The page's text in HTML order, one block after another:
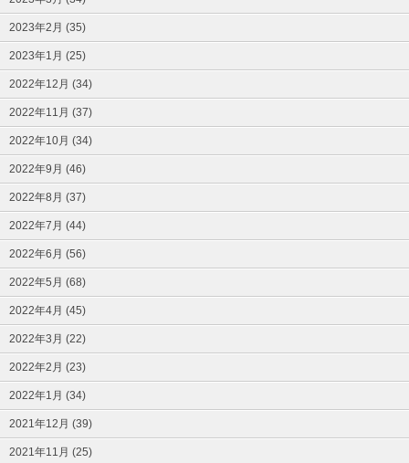
2023年2月 (35)
2023年1月 (25)
2022年12月 (34)
2022年11月 (37)
2022年10月 (34)
2022年9月 (46)
2022年8月 (37)
2022年7月 (44)
2022年6月 (56)
2022年5月 (68)
2022年4月 (45)
2022年3月 (22)
2022年2月 (23)
2022年1月 (34)
2021年12月 (39)
2021年11月 (25)